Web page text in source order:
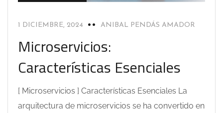
1 DICIEMBRE, 2024 ANIBAL PENDÁS AMADOR
Microservicios:
Características Esenciales
[ Microservicios ] Características Esenciales La
arquitectura de microservicios se ha convertido en